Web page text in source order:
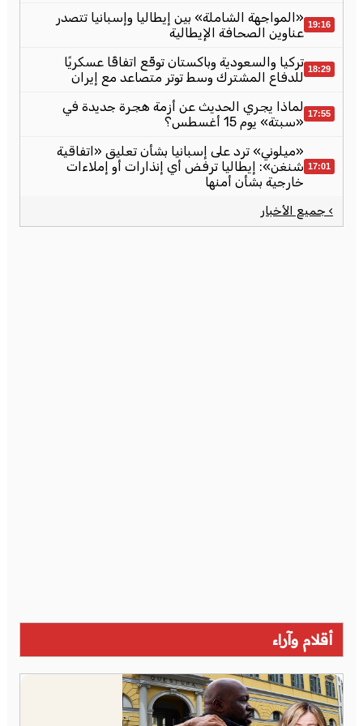
19:16 «المواجهة الشاملة» بين إيطاليا وإسبانيا تتصدر
عناوين الصحافة الإيطالية
18:29 تركيا والسعودية وباكستان توقّع اتفاقًا عسكريًا
للدفاع المشترك وسط توتر متصاعد مع إيران
17:55 لماذا يجري الحديث عن أزمة هجرة جديدة في
«سبتة» يوم 15 أغسطس؟
17:01
«ميلوني» ترد على إسبانيا بشأن تعليق «اتفاقية
شنغن»: إيطاليا ترفض أي إنذارات أو إملاءات
خارجية بشأن أمنها
› جميع الأخبار
أقلام وآراء